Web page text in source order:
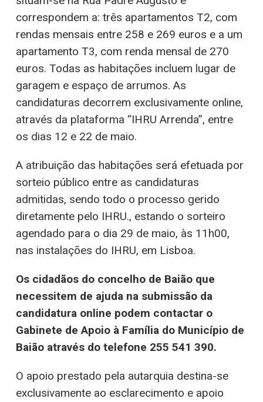
correspondem a: três apartamentos T2, com
rendas mensais entre 258 e 269 euros e a um
apartamento T3, com renda mensal de 270
euros. Todas as habitações incluem lugar de
garagem e espaço de arrumos. As
candidaturas decorrem exclusivamente online,
através da plataforma “IHRU Arrenda”, entre
os dias 12 e 22 de maio.
A atribuição das habitações será efetuada por
sorteio público entre as candidaturas
admitidas, sendo todo o processo gerido
diretamente pelo IHRU., estando o sorteiro
agendado para o dia 29 de maio, às 11h00,
nas instalações do IHRU, em Lisboa.
Os cidadãos do concelho de Baião que
necessitem de ajuda na submissão da
candidatura online podem contactar o
Gabinete de Apoio à Família do Município de
Baião através do telefone 255 541 390.
O apoio prestado pela autarquia destina-se
exclusivamente ao esclarecimento e apoio